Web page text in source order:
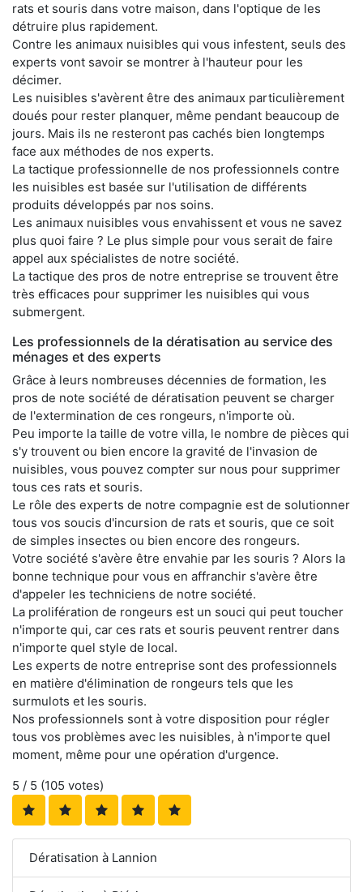
rats et souris dans votre maison, dans l'optique de les
détruire plus rapidement.
Contre les animaux nuisibles qui vous infestent, seuls des
experts vont savoir se montrer à l'hauteur pour les
décimer.
Les nuisibles s'avèrent être des animaux particulièrement
doués pour rester planquer, même pendant beaucoup de
jours. Mais ils ne resteront pas cachés bien longtemps
face aux méthodes de nos experts.
La tactique professionnelle de nos professionnels contre
les nuisibles est basée sur l'utilisation de différents
produits développés par nos soins.
Les animaux nuisibles vous envahissent et vous ne savez
plus quoi faire ? Le plus simple pour vous serait de faire
appel aux spécialistes de notre société.
La tactique des pros de notre entreprise se trouvent être
très efficaces pour supprimer les nuisibles qui vous
submergent.
Les professionnels de la dératisation au service des
ménages et des experts
Grâce à leurs nombreuses décennies de formation, les
pros de note société de dératisation peuvent se charger
de l'extermination de ces rongeurs, n'importe où.
Peu importe la taille de votre villa, le nombre de pièces qui
s'y trouvent ou bien encore la gravité de l'invasion de
nuisibles, vous pouvez compter sur nous pour supprimer
tous ces rats et souris.
Le rôle des experts de notre compagnie est de solutionner
tous vos soucis d'incursion de rats et souris, que ce soit
de simples insectes ou bien encore des rongeurs.
Votre société s'avère être envahie par les souris ? Alors la
bonne technique pour vous en affranchir s'avère être
d'appeler les techniciens de notre société.
La prolifération de rongeurs est un souci qui peut toucher
n'importe qui, car ces rats et souris peuvent rentrer dans
n'importe quel style de local.
Les experts de notre entreprise sont des professionnels
en matière d'élimination de rongeurs tels que les
surmulots et les souris.
Nos professionnels sont à votre disposition pour régler
tous vos problèmes avec les nuisibles, à n'importe quel
moment, même pour une opération d'urgence.
5 / 5 (105 votes)
Dératisation à Lannion